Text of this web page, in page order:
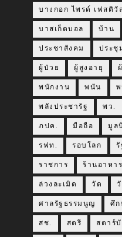
บางกอก ไพรด์ เฟสติวั
บาสเก็ตบอล บ้าน
ประชาสังคม ประชุ
ผู้ป่วย ผู้สูงอายุ
พนักงาน พนัน
พลังประชารัฐ พว.
ภปค. มือถือ มูล
รฟท. รอบโลก
ราชการ ร้านอาหาร
ล่วงละเมิด วัด
ศาลรัฐธรรมนูญ ศึก
สช. สตรี สตาร์